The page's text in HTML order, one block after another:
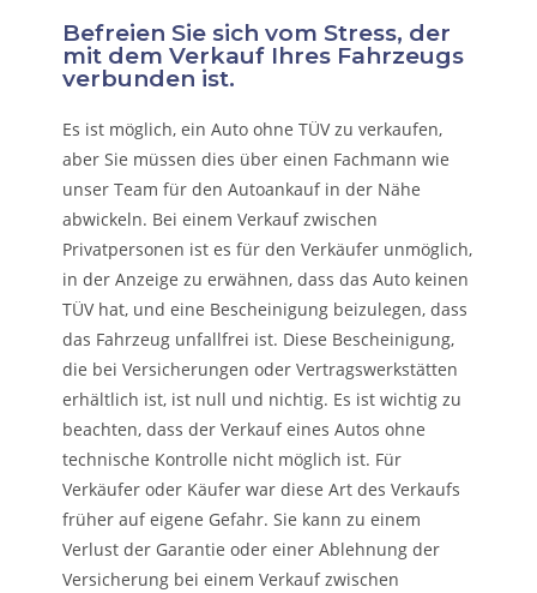
Befreien Sie sich vom Stress, der
mit dem Verkauf Ihres Fahrzeugs
verbunden ist.
Es ist möglich, ein Auto ohne TÜV zu verkaufen,
aber Sie müssen dies über einen Fachmann wie
unser Team für den Autoankauf in der Nähe
abwickeln. Bei einem Verkauf zwischen
Privatpersonen ist es für den Verkäufer unmöglich,
in der Anzeige zu erwähnen, dass das Auto keinen
TÜV hat, und eine Bescheinigung beizulegen, dass
das Fahrzeug unfallfrei ist. Diese Bescheinigung,
die bei Versicherungen oder Vertragswerkstätten
erhältlich ist, ist null und nichtig. Es ist wichtig zu
beachten, dass der Verkauf eines Autos ohne
technische Kontrolle nicht möglich ist. Für
Verkäufer oder Käufer war diese Art des Verkaufs
früher auf eigene Gefahr. Sie kann zu einem
Verlust der Garantie oder einer Ablehnung der
Versicherung bei einem Verkauf zwischen